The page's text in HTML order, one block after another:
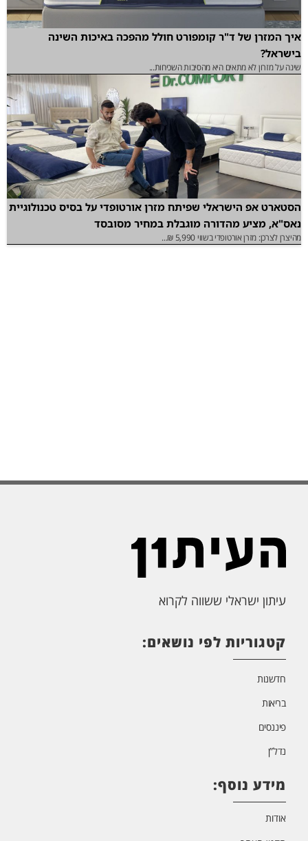
איך המזרן של ד"ר קומפורט חולל מהפכה באיכות השינה
בישראל?
שינה על מזרון לא מתאים היא מהסיבות השכיחות...
הסטארט אפ הישראלי שפיתח מזרן אורטופדי על בסיס טכנולוגיית
נאס"א, מציע מהדורה מוגבלת במחיר מסובסד
מהיצרן לצרכן: מזרן אורטופדי בשווי 5,990 ₪...
עיתון ישראלי ששווה לקרוא
קטגוריות לפי נושאים:
חדשנות
בריאות
פיננסים
נדל”ן
מידע נוסף:
אודות